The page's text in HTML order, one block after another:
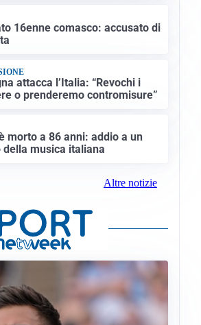
16enne comasco: accusato di
attacca l’Italia: “Revochi i
o prenderemo contromisure”
morto a 86 anni: addio a un
musica italiana
Altre notizie